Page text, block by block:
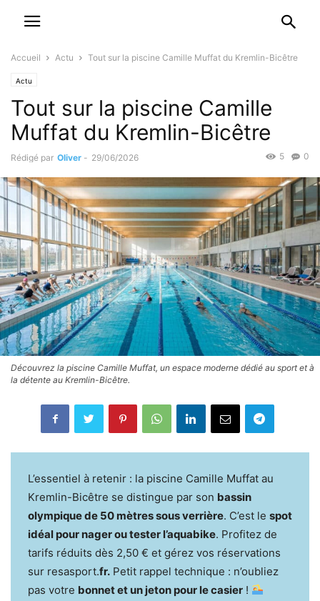
Accueil Actu Tout sur la piscine Camille Muffat du Kremlin-Bicêtre
Actu
Tout sur la piscine Camille
Muffat du Kremlin-Bicêtre
Rédigé par Oliver - 29/06/2026 0
5
Découvrez la piscine Camille Muffat, un espace moderne dédié au sport et à
la détente au Kremlin-Bicêtre.
L’essentiel à retenir : la piscine Camille Muffat au
Kremlin-Bicêtre se distingue par son bassin
olympique de 50 mètres sous verrière. C’est le spot
idéal pour nager ou tester l’aquabike. Profitez de
tarifs réduits dès 2,50 € et gérez vos réservations
sur resasport.fr. Petit rappel technique : n’oubliez
pas votre bonnet et un jeton pour le casier !